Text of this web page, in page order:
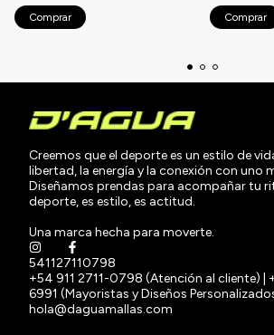
Comprar Comprar
Creemos que el deporte es un estilo de
libertad, la energía y la conexión con uno
Diseñamos prendas para acompañar tu
deporte, es estilo, es actitud.
Una marca hecha para moverte.
541127110798
+54 911 2711-0798 (Atención al cliente) |
6991 (Mayoristas y Diseños
hola@daguamallas.com